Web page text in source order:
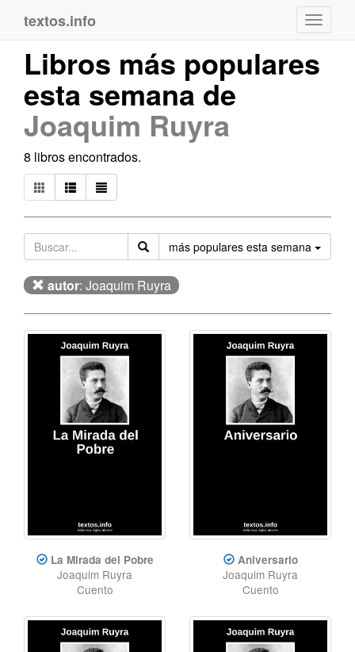
textos.info
Libros más populares
esta semana de
Joaquim Ruyra
8 libros encontrados.
más populares esta semana
autor: Joaquim Ruyra
La Mirada del Pobre
Joaquim Ruyra
Cuento
Aniversario
Joaquim Ruyra
Cuento